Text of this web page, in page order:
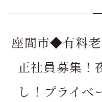
座間市◆有料
正社員募集！
し！プライベ